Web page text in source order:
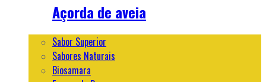
Açorda de aveia
Sabor Superior
Sabores Naturais
Biosamara